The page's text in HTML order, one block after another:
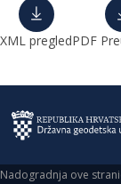
XML pregledPDF
Nadogradnja ove